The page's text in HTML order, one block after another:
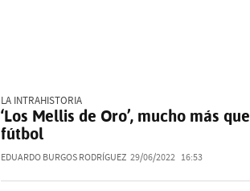
LA INTRAHISTORIA
‘Los Mellis de Oro’, mucho más que
fútbol
EDUARDO BURGOS RODRÍGUEZ 29/06/2022 16:53